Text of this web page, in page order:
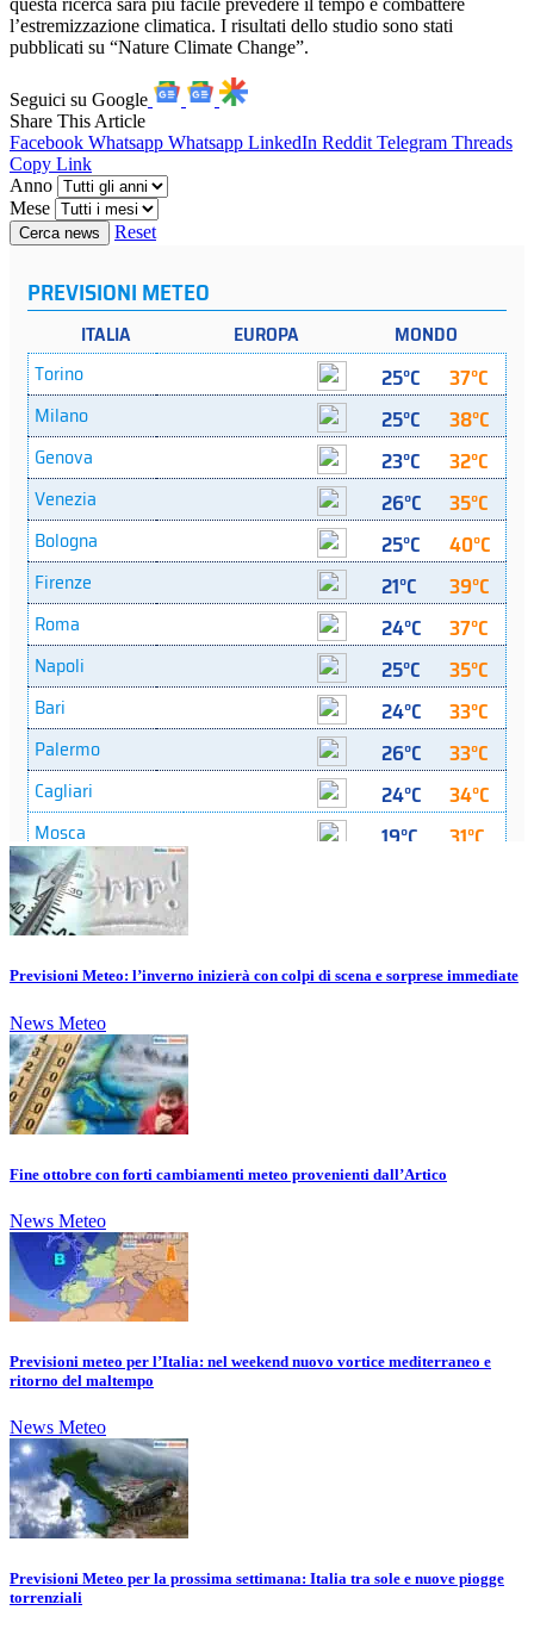
questa ricerca sarà più facile prevedere il tempo e combattere
l’estremizzazione climatica. I risultati dello studio sono stati
pubblicati su “Nature Climate Change”.
Seguici su Google
Share This Article
Facebook Whatsapp Whatsapp LinkedIn Reddit Telegram Threads
Copy Link
Anno
Mese
Cerca news Reset
Previsioni Meteo: l’inverno inizierà con colpi di scena e sorprese immediate
News Meteo
Fine ottobre con forti cambiamenti meteo provenienti dall’Artico
News Meteo
Previsioni meteo per l’Italia: nel weekend nuovo vortice mediterraneo e
ritorno del maltempo
News Meteo
Previsioni Meteo per la prossima settimana: Italia tra sole e nuove piogge
torrenziali